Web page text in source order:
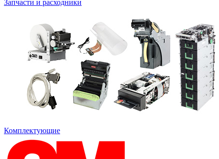
Запчасти и расходники
Комплектующие